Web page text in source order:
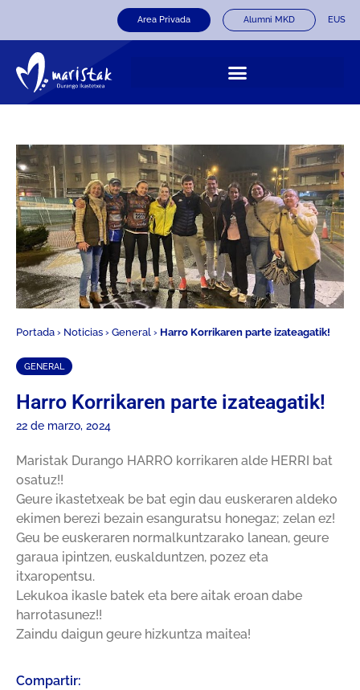
Area Privada Alumni MKD EUS
Portada › Noticias › General › Harro Korrikaren parte izateagatik!
GENERAL
Harro Korrikaren parte izateagatik!
22 de marzo, 2024
Maristak Durango HARRO korrikaren alde HERRI bat
osatuz!!
Geure ikastetxeak be bat egin dau euskeraren aldeko
ekimen berezi bezain esanguratsu honegaz; zelan ez!
Geu be euskeraren normalkuntzarako lanean, geure
garaua ipintzen, euskalduntzen, pozez eta
itxaropentsu.
Lekukoa ikasle batek eta bere aitak eroan dabe
harrotasunez!!
Zaindu daigun geure hizkuntza maitea!
Compartir: